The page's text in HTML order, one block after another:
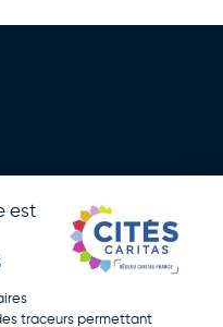
Contactez-nous
!